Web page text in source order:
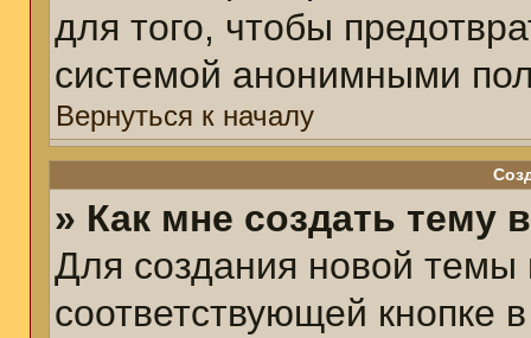
для того, чтобы
системой анонимными
Вернуться к началу
» Как мне создать тему
Для создания новой
соответствующей кнопке